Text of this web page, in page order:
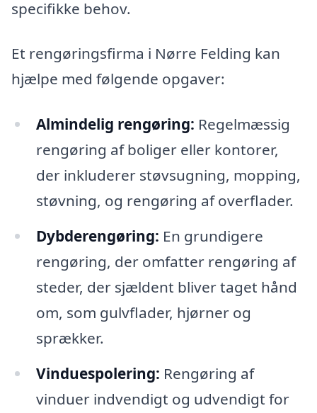
specifikke behov.
Et rengøringsfirma i Nørre Felding kan
hjælpe med følgende opgaver:
Almindelig rengøring: Regelmæssig
rengøring af boliger eller kontorer,
der inkluderer støvsugning, mopping,
støvning, og rengøring af overflader.
Dybderengøring: En grundigere
rengøring, der omfatter rengøring af
steder, der sjældent bliver taget hånd
om, som gulvflader, hjørner og
sprækker.
Vinduespolering: Rengøring af
vinduer indvendigt og udvendigt for